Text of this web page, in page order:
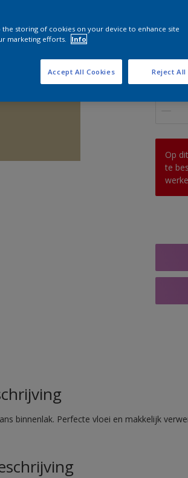
Grootte
Aantal
Op
te
binnenlak. Perfecte vloei en makkelijk
the storing of cookies on your device to enhance site
marketing efforts.
Info
Reject All
Accept All Cookies